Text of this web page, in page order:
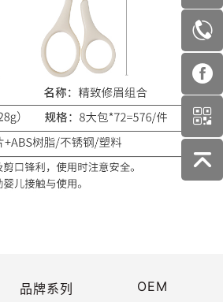
品牌系列 OEM